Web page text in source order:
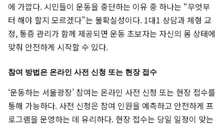
에 가깝다. 시민들이 운동을 중단하는 이유 중 하나는 “무엇부
터 해야 할지 모르겠다”는 불확실성이다. 1대1 상담과 체형 교
정, 통증 관리가 함께 제공되면 운동 초보자는 자신의 몸 상태에
맞춰 안전하게 시작할 수 있다.
참여 방법은 온라인 사전 신청 또는 현장 접수
‘운동하는 서울광장’ 참여는 온라인 사전 신청 또는 현장 접수를
통해 가능하다. 사전 신청은 참여 인원을 예측하고 안전하게 프
로그램을 운영하는 데 유리하다. 현장 접수는 당일 일정이 맞는